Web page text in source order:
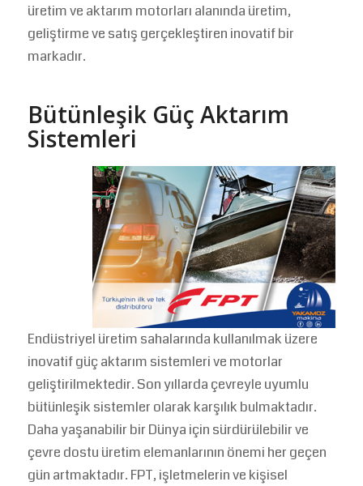
üretim ve aktarım motorları alanında üretim,
geliştirme ve satış gerçekleştiren inovatif bir
markadır.
Bütünleşik Güç Aktarım
Sistemleri
Endüstriyel üretim sahalarında kullanılmak üzere
inovatif güç aktarım sistemleri ve motorlar
geliştirilmektedir. Son yıllarda çevreyle uyumlu
bütünleşik sistemler olarak karşılık bulmaktadır.
Daha yaşanabilir bir Dünya için sürdürülebilir ve
çevre dostu üretim elemanlarının önemi her geçen
gün artmaktadır. FPT, işletmelerin ve kişisel